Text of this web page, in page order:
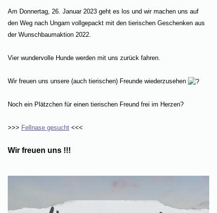
Am Donnertag, 26. Januar 2023 geht es los und wir machen uns auf
den Weg nach Ungarn vollgepackt mit den tierischen Geschenken aus
der Wunschbaumaktion 2022.
Vier wundervolle Hunde werden mit uns zurück fahren.
Wir freuen uns unsere (auch tierischen) Freunde wiederzusehen
Noch ein Plätzchen für einen tierischen Freund frei im Herzen?
>>> Fellnase gesucht <<<
Wir freuen uns !!!